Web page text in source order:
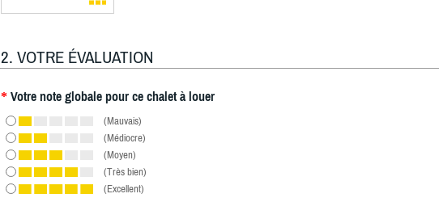
2. VOTRE ÉVALUATION
* Votre note globale pour ce chalet à louer
(Mauvais)
(Médiocre)
(Moyen)
(Très bien)
(Excellent)